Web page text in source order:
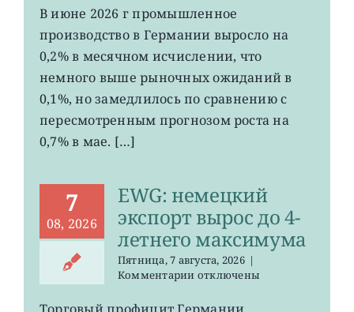
EWG:
рост
промпроизводства
Германии
до
0,2%
В июне 2026 г промышленное
производство в Германии выросло на
0,2% в месячном исчислении, что
немного выше рыночных ожиданий в
0,1%, но замедлилось по сравнению с
пересмотренным прогнозом роста на
0,7% в мае. […]
7
08, 2026
EWG: немецкий
экспорт вырос до 4-
летнего максимума
Пятница, 7 августа, 2026 |
Комментариик
EWG:
отключены